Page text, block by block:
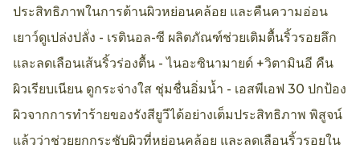
ประสิทธิภาพในการต้านผิวหย่อนคล้อย และคืนความอ่อน
เยาว์ดูเปล่งปลั่ง - เรตินอล-ซี ผลิตภัณฑ์ช่วยเติมตื้นริ้วรอยลึก
และลดเลือนเส้นริ้วร่องตื้น - ไนอะซินามายด์ +วิตามินอี คืน
ผิวเรียบเนียน ดูกระจ่างใส ชุ่มชื่นอิ่มน้ำ - เอสพีเอฟ 30 ปกป้อง
ผิวจากการทำร้ายของรังสียูวีได้อย่างเต็มประสิทธิภาพ พิสูจน์
แล้วว่าช่วยยกกระชับผิวที่หย่อนคล้อย และลดเลือนริ้วรอยใน